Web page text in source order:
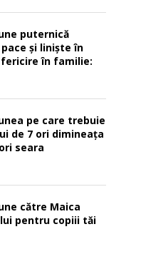
puternică
şi linişte în
fericire în familie:
pe care trebuie
de 7 ori dimineața
seara
către Maica
pentru copiii tăi